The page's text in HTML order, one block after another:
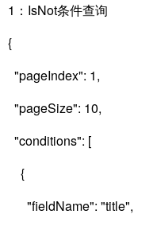
1：IsNot条件查询
{
"pageIndex": 1,
"pageSize": 10,
"conditions": [
{
"fieldName": "title",